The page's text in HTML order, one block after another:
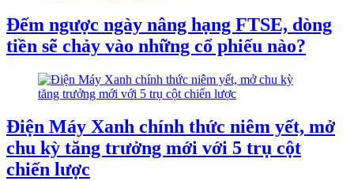
Đếm ngược ngày nâng hạng FTSE, dòng
tiền sẽ chảy vào những cổ phiếu nào?
Điện Máy Xanh chính thức niêm yết, mở
chu kỳ tăng trưởng mới với 5 trụ cột
chiến lược